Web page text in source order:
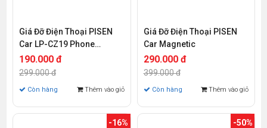
Giá Đỡ Điện Thoại PISEN
Car LP-CZ19 Phone
Bracket
190.000 đ
299.000 đ
Còn hàng Thêm vào giỏ
Giá Đỡ Điện Thoại PISEN
Car Magnetic
290.000 đ
399.000 đ
Còn hàng Thêm vào giỏ
-16% -50%